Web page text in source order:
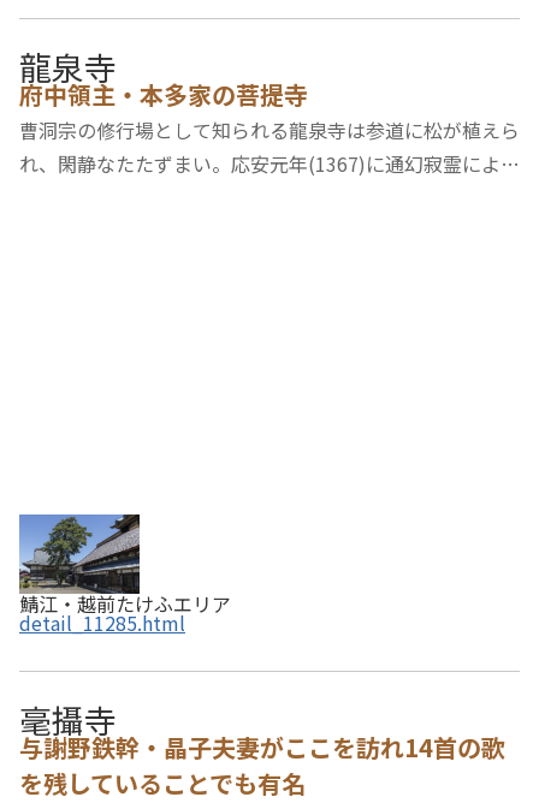
龍泉寺
府中領主・本多家の菩提寺
曹洞宗の修行場として知られる龍泉寺は参道に松が植えら
れ、閑静なたたずまい。応安元年(1367)に通幻寂霊によっ
鯖江・越前たけふエリア
detail_11285.html
毫攝寺
与謝野鉄幹・晶子夫妻がここを訪れ14首の歌
を残していることでも有名